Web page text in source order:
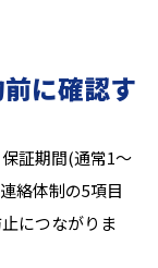
に確認す
証期間(通常1〜
絡体制の5項目
につながりま